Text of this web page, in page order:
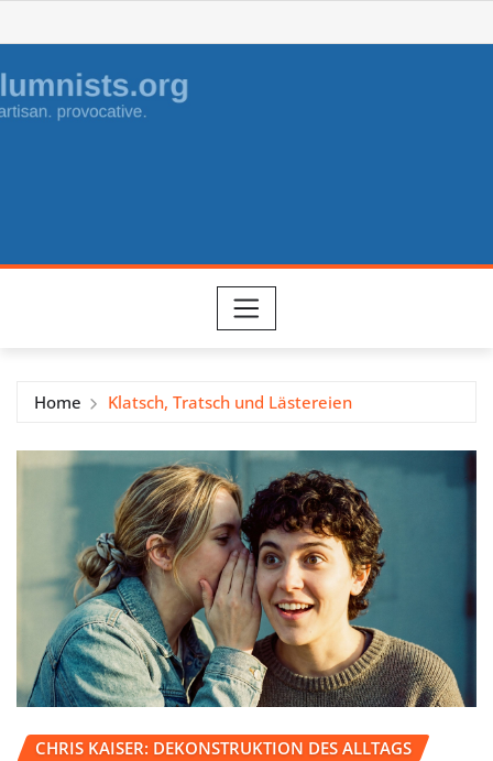
to
content
Home Klatsch, Tratsch und Lästereien
CHRIS KAISER: DEKONSTRUKTION DES ALLTAGS